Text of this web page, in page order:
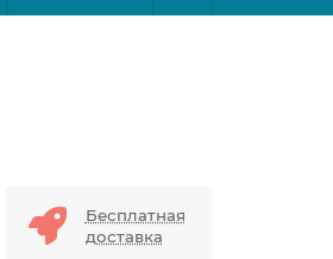
Бесплатная
доставка